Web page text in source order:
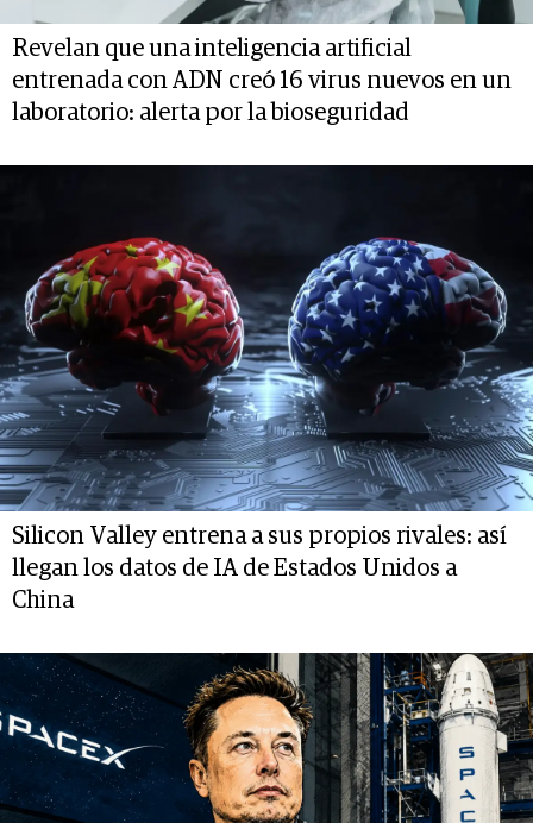
Revelan que una inteligencia artificial
entrenada con ADN creó 16 virus nuevos en un
laboratorio: alerta por la bioseguridad
Silicon Valley entrena a sus propios rivales: así
llegan los datos de IA de Estados Unidos a
China